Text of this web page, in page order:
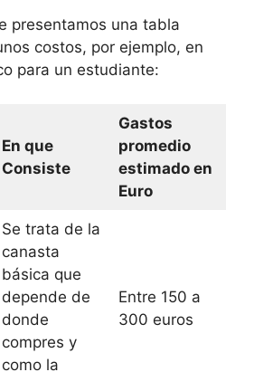
presentamos una tabla
costos, por ejemplo, en
para un estudiante:
En que
Consiste
Gastos
promedio
estimado en
Euro
Se trata de la
canasta
básica que
depende de
donde
compres y
como la
Entre 150 a
300 euros